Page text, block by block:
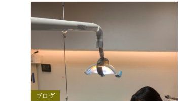
ブログ